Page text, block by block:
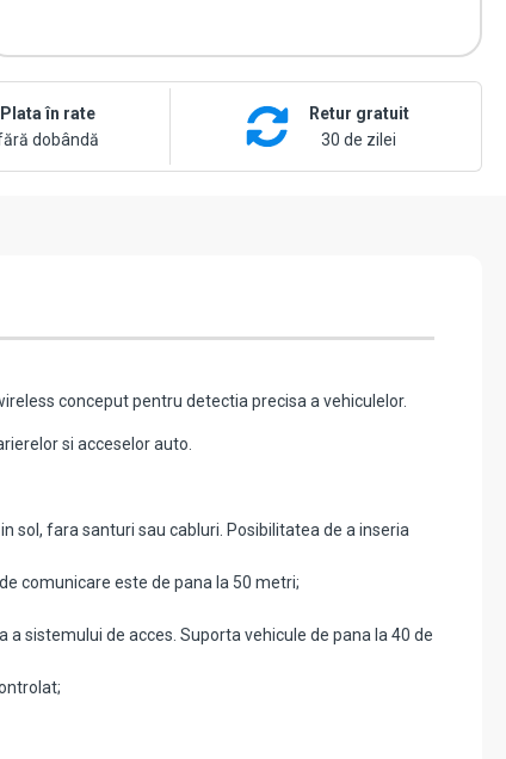
Plata în rate
dobândă
Retur gratuit
30 de zilei
conceput pentru detectia precisa a vehiculelor.
si acceselor auto.
sol, fara santuri sau cabluri. Posibilitatea de a inseria
comunicare este de pana la 50 metri;
sistemului de acces. Suporta vehicule de pana la 40 de